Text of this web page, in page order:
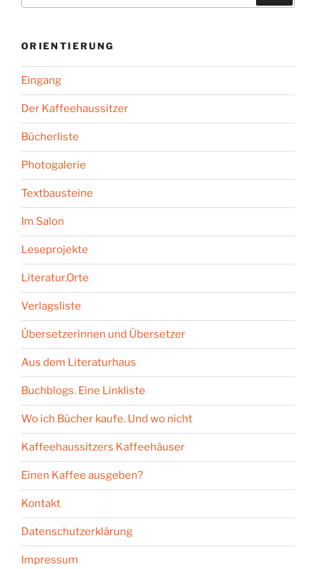
ORIENTIERUNG
Eingang
Der Kaffeehaussitzer
Bücherliste
Photogalerie
Textbausteine
Im Salon
Leseprojekte
Literatur.Orte
Verlagsliste
Übersetzerinnen und Übersetzer
Aus dem Literaturhaus
Buchblogs. Eine Linkliste
Wo ich Bücher kaufe. Und wo nicht
Kaffeehaussitzers Kaffeehäuser
Einen Kaffee ausgeben?
Kontakt
Datenschutzerklärung
Impressum